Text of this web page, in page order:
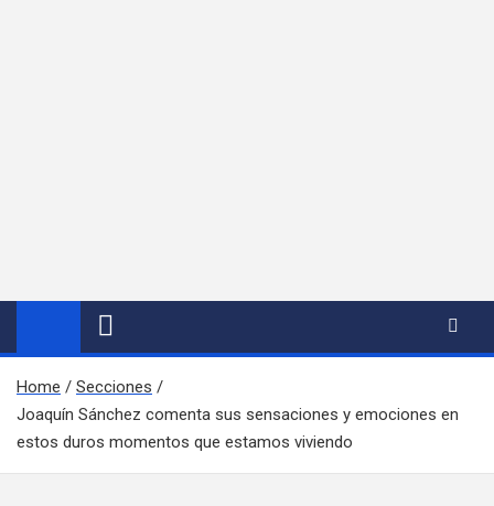
Home
Secciones
Joaquín Sánchez comenta sus sensaciones y emociones en
estos duros momentos que estamos viviendo